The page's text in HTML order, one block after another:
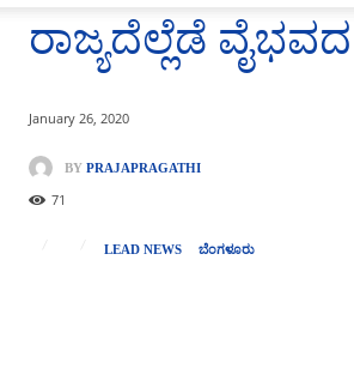
ರಾಜ್ಯದೆಲ್ಲೆಡೆ
January 26, 2020
BY PRAJAPRAGATHI
71
LEAD NEWS ಬೆಂಗಳೂರು